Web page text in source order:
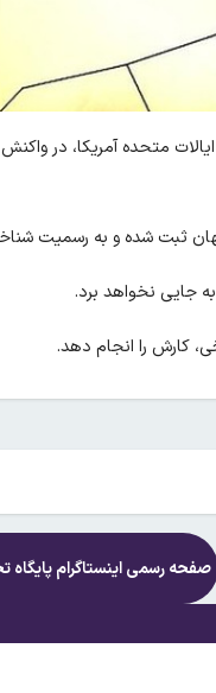
متحده آمریکا، در
ثبت شده و به رسمیت
جایی نخواهد برد.
کارش را انجام دهد.
صفحه رسمی اینستاگرام پایگاه